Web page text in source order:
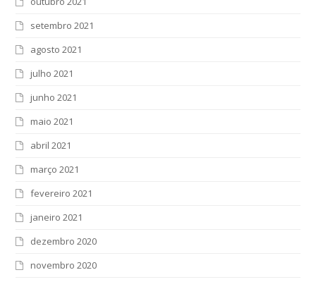
setembro 2021
agosto 2021
julho 2021
junho 2021
maio 2021
abril 2021
março 2021
fevereiro 2021
janeiro 2021
dezembro 2020
novembro 2020